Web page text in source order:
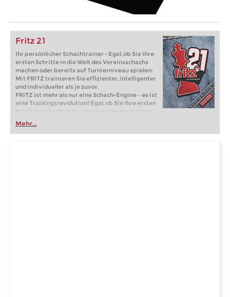
Fritz 21
Ihr persönlicher Schachtrainer - Egal, ob Sie Ihre
ersten Schritte in die Welt des Vereinsschachs
machen oder bereits auf Turnierniveau spielen:
Mit FRITZ trainieren Sie effizienter, intelligenter
und individueller als je zuvor.
FRITZ ist mehr als nur eine Schach-Engine – es ist
eine Trainingsrevolution! Egal, ob Sie Ihre ersten
Schritte in die Welt des Vereinsschachs machen
oder bereits auf Turnierniveau spielen: Mit
FRITZ trainieren Sie effizienter, intelligenter und
individueller als je zuvor.
Mehr...